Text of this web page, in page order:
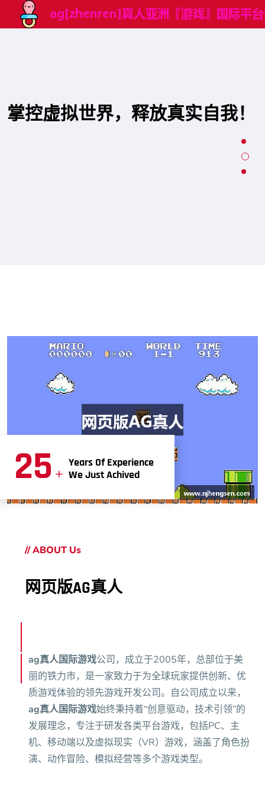
掌控虚拟世界，释放真实自我！
25 +
Years Of Experience
We Just Achived
// ABOUT Us
网页版AG真人
ag真人国际游戏公司，成立于2005年，总部位于美
丽的铁力市，是一家致力于为全球玩家提供创新、优
质游戏体验的领先游戏开发公司。自公司成立以来，
ag真人国际游戏始终秉持着“创意驱动，技术引领”的
发展理念，专注于研发各类平台游戏，包括PC、主
机、移动端以及虚拟现实（VR）游戏，涵盖了角色扮
演、动作冒险、模拟经营等多个游戏类型。